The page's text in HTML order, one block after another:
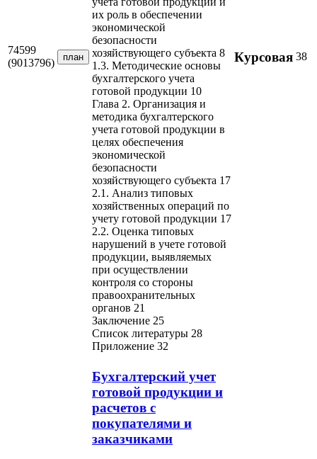
74599
(9013796)
план
их роль в обеспечении
экономической
безопасности
хозяйствующего субъекта 8
1.3. Методические основы
бухгалтерского учета
готовой продукции 10
Глава 2. Организация и
методика бухгалтерского
учета готовой продукции в
целях обеспечения
экономической
безопасности
хозяйствующего субъекта 17
2.1. Анализ типовых
хозяйственных операций по
учету готовой продукции 17
2.2. Оценка типовых
нарушений в учете готовой
продукции, выявляемых
при осуществлении
контроля со стороны
правоохранительных
органов 21
Заключение 25
Список литературы 28
Приложение 32
Курсовая 38
Бухгалтерский учет
готовой продукции и
расчетов с
покупателями и
заказчиками